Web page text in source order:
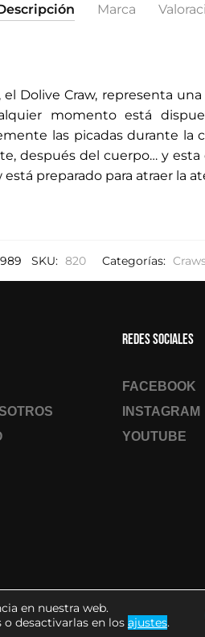
Marca
Dolive Craw, representa
momento está
las picadas durante la
después del cuerpo… y
está preparado para atraer la
SKU: 820 Categorías:
Redes sociales
FACEBOOK
INSTAGRAM
YOUTUBE
2026– Todos los derechos
en nuestra web.
desactivarlas en los ajustes.